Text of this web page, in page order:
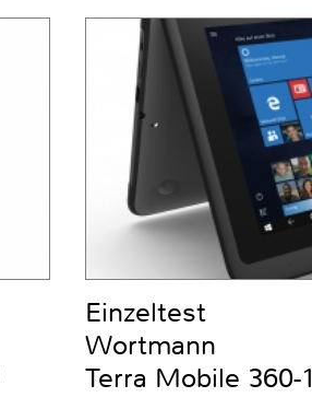
Einzeltest
Wortmann
Terra Mobile 360-